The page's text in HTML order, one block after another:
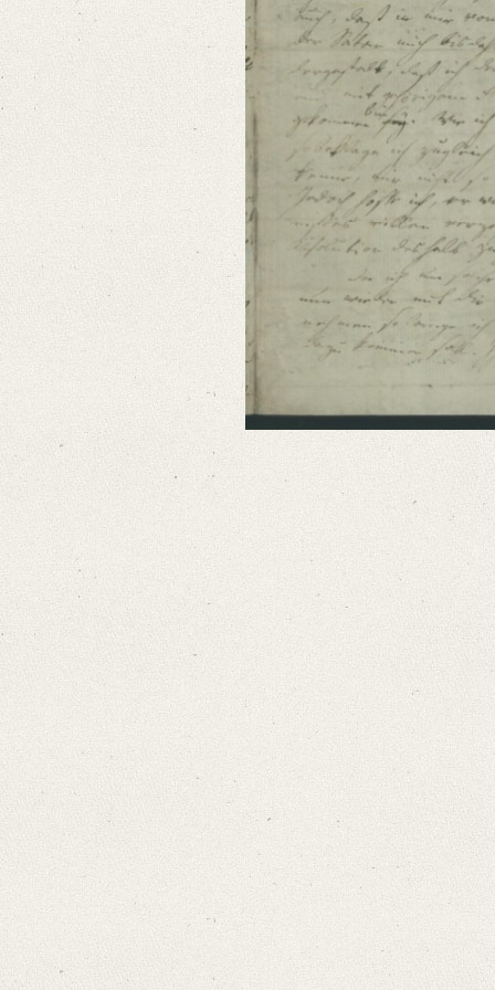
Bamberg, Claudia
Varwig, Olivia